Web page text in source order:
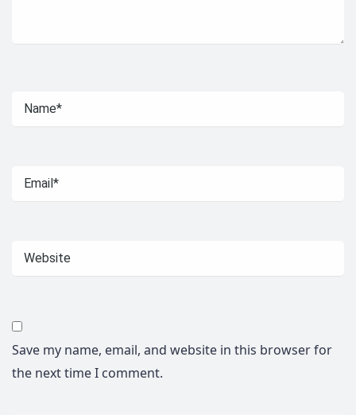
Save my name, email, and website in this browser for
the next time I comment.